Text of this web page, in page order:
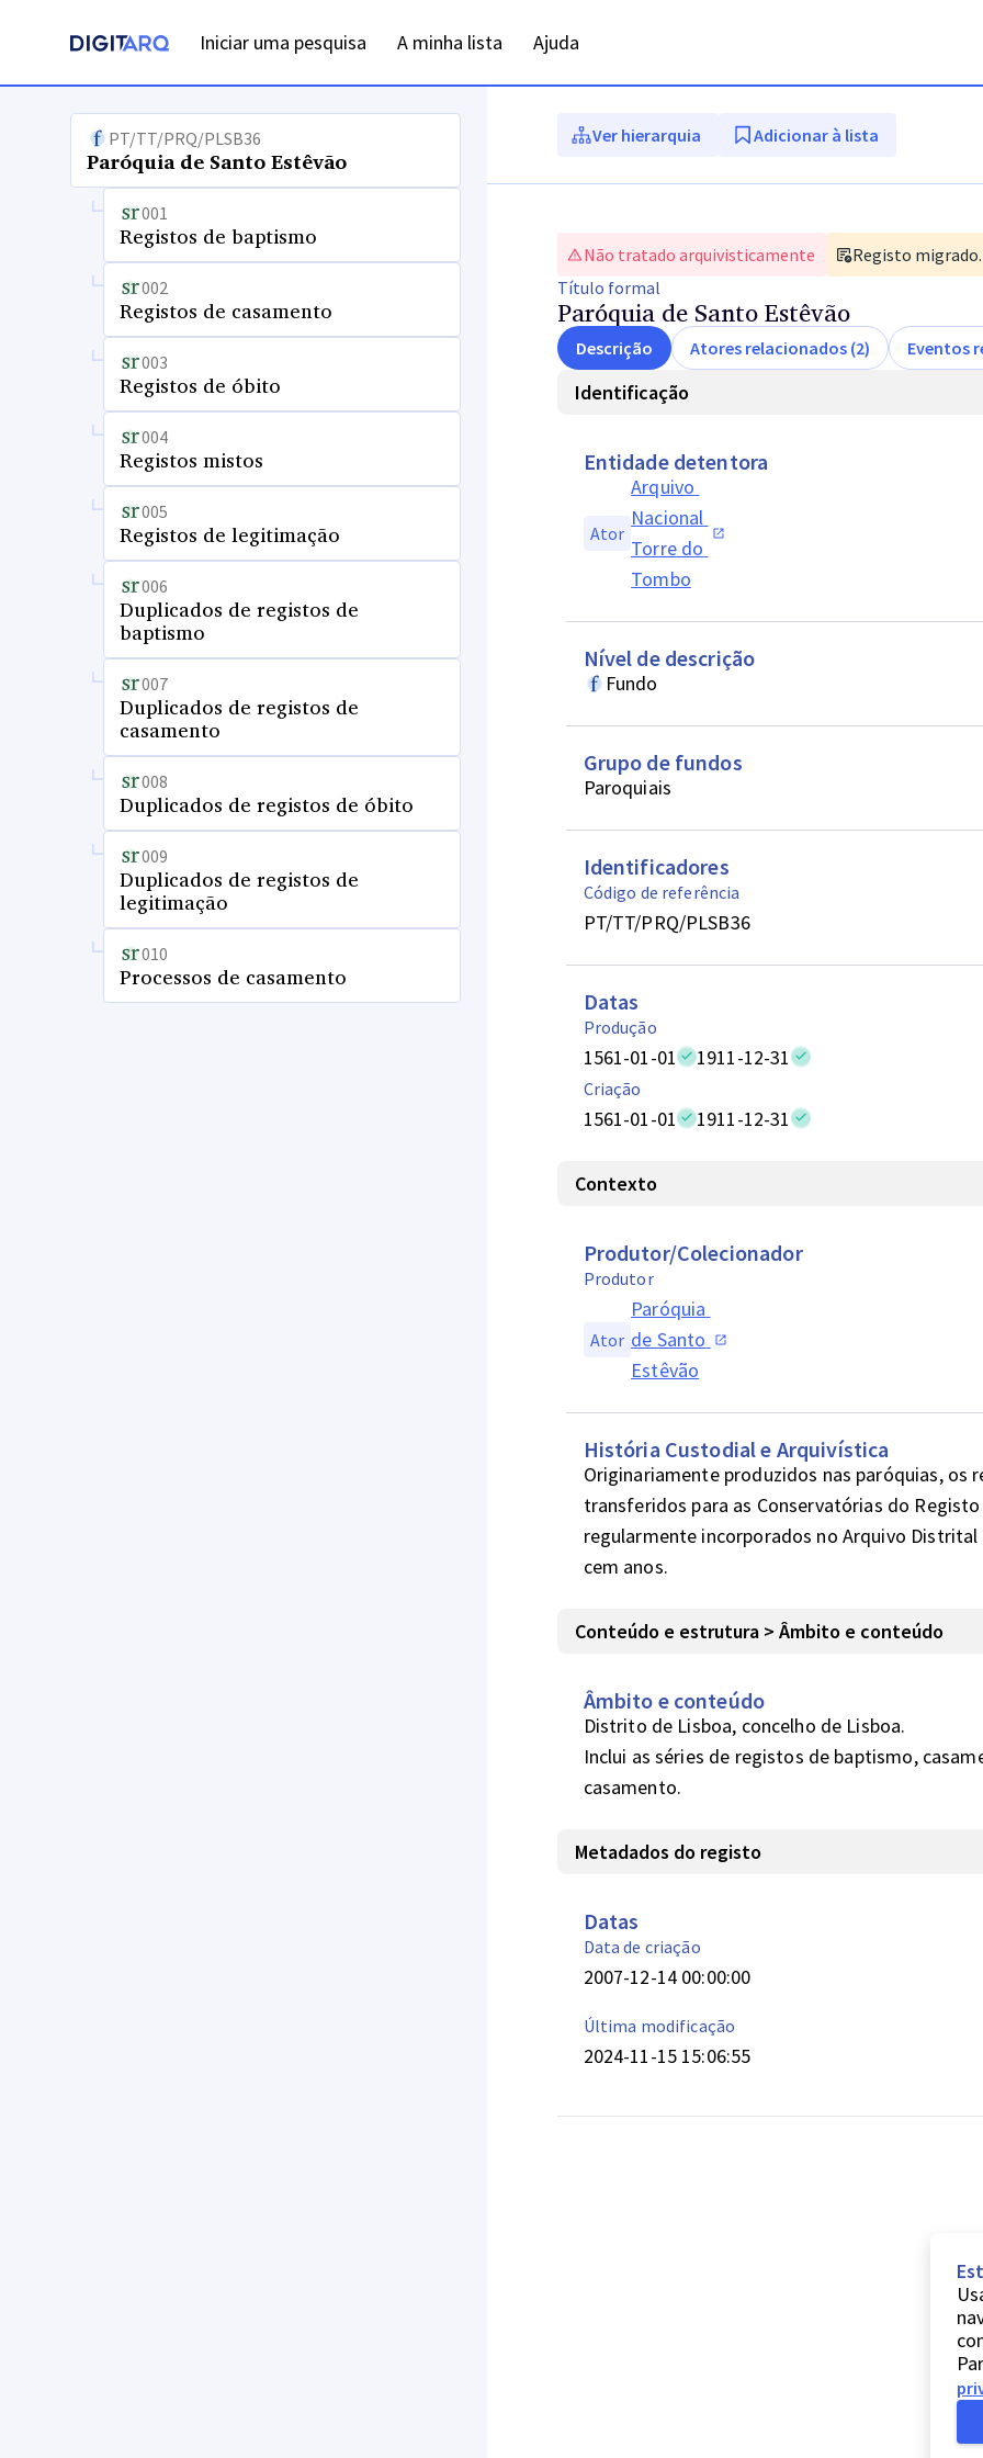
Iniciar uma pesquisa A minha lista Ajuda
PT/TT/PRQ/PLSB36
Paróquia de Santo Estêvão
001
Registos de baptismo
002
Registos de casamento
003
Registos de óbito
004
Registos mistos
005
Registos de legitimação
006
Duplicados de registos de
baptismo
007
Duplicados de registos de
casamento
008
Duplicados de registos de óbito
009
Duplicados de registos de
legitimação
010
Processos de casamento
Ver hierarquia Adicionar à lista
Não tratado arquivisticamente
Registo
Título formal
Paróquia de Santo Estêvão
Descrição Atores relacionados (2) Eventos
Identificação
Entidade detentora
Ator
Arquivo
Nacional
Torre do
Tombo
Nível de descrição
Fundo
Grupo de fundos
Paroquiais
Identificadores
Código de referência
PT/TT/PRQ/PLSB36
Datas
Produção
1561-01-01 1911-12-31
Criação
1561-01-01 1911-12-31
Contexto
Produtor/Colecionador
Produtor
Ator
Paróquia
de Santo
Estêvão
História Custodial e Arquivística
Originariamente produzidos nas paróquias,
transferidos para as Conservatórias do
regularmente incorporados no Arquivo
cem anos.
Conteúdo e estrutura > Âmbito e conteúdo
Âmbito e conteúdo
Distrito de Lisboa, concelho de Lisboa.
Inclui as séries de registos de baptismo,
casamento.
Metadados do registo
Datas
Data de criação
2007-12-14 00:00:00
Última modificação
2024-11-15 15:06:55